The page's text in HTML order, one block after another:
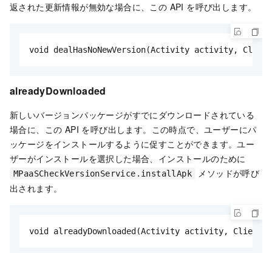
返された更新情報が無効な場合に、この API を呼び出します。
void dealHasNoNewVersion(Activity activity,
alreadyDownloaded
新しいバージョンパッケージがすでにダウンロードされている
場合に、この API を呼び出します。この時点で、ユーザーにパ
ッケージをインストールするように促すことができます。ユー
ザーがインストールを選択した場合、インストールのために
MPaaSCheckVersionService.installApk
メソッドが呼び
出されます。
void alreadyDownloaded(Activity activity,